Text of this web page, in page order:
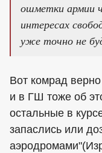
ошметки армии
интересах
уже точно не
Вот комрад
и в ГШ тоже об
остальные в
запаслись или